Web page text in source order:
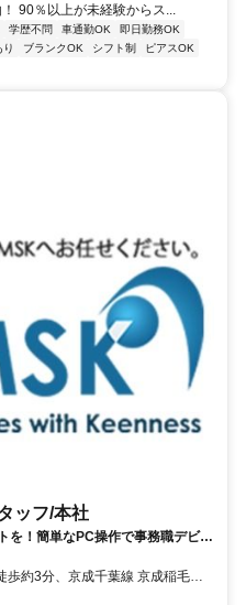
90％以上が未経験からス...
学歴不問 車通勤OK
即日勤務OK
り ブランクOK シフト制
ピアスOK
ッフ/本社
を！簡単なPC操作で事務職デビュ
約3分、京成千葉線 京成稲毛徒
度